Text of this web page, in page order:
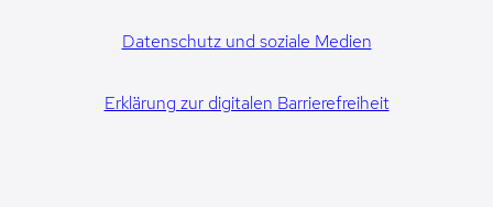
Datenschutz und soziale Medien
Erklärung zur digitalen Barrierefreiheit